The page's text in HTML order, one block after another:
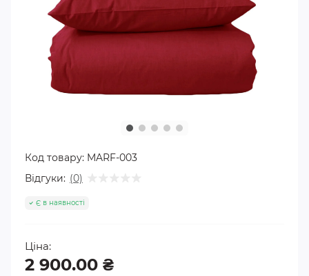
Код товару: MARF-003
Відгуки: (0)
Є в наявності
Ціна:
2 900.00 ₴